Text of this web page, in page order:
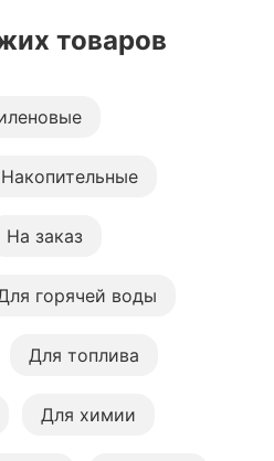
товаров
Накопительные
На заказ
горячей воды
Для топлива
Для химии